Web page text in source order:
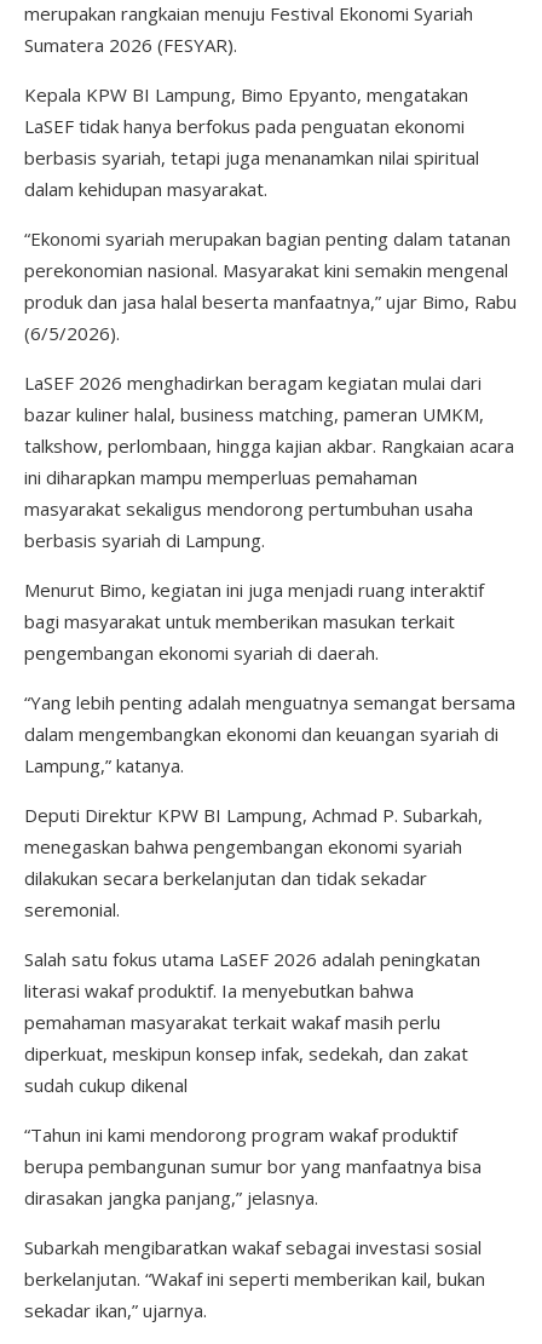
merupakan rangkaian menuju Festival Ekonomi Syariah
Sumatera 2026 (FESYAR).
Kepala KPW BI Lampung, Bimo Epyanto, mengatakan
LaSEF tidak hanya berfokus pada penguatan ekonomi
berbasis syariah, tetapi juga menanamkan nilai spiritual
dalam kehidupan masyarakat.
“Ekonomi syariah merupakan bagian penting dalam tatanan
perekonomian nasional. Masyarakat kini semakin mengenal
produk dan jasa halal beserta manfaatnya,” ujar Bimo, Rabu
(6/5/2026).
LaSEF 2026 menghadirkan beragam kegiatan mulai dari
bazar kuliner halal, business matching, pameran UMKM,
talkshow, perlombaan, hingga kajian akbar. Rangkaian acara
ini diharapkan mampu memperluas pemahaman
masyarakat sekaligus mendorong pertumbuhan usaha
berbasis syariah di Lampung.
Menurut Bimo, kegiatan ini juga menjadi ruang interaktif
bagi masyarakat untuk memberikan masukan terkait
pengembangan ekonomi syariah di daerah.
“Yang lebih penting adalah menguatnya semangat bersama
dalam mengembangkan ekonomi dan keuangan syariah di
Lampung,” katanya.
Deputi Direktur KPW BI Lampung, Achmad P. Subarkah,
menegaskan bahwa pengembangan ekonomi syariah
dilakukan secara berkelanjutan dan tidak sekadar
seremonial.
Salah satu fokus utama LaSEF 2026 adalah peningkatan
literasi wakaf produktif. Ia menyebutkan bahwa
pemahaman masyarakat terkait wakaf masih perlu
diperkuat, meskipun konsep infak, sedekah, dan zakat
sudah cukup dikenal
“Tahun ini kami mendorong program wakaf produktif
berupa pembangunan sumur bor yang manfaatnya bisa
dirasakan jangka panjang,” jelasnya.
Subarkah mengibaratkan wakaf sebagai investasi sosial
berkelanjutan. “Wakaf ini seperti memberikan kail, bukan
sekadar ikan,” ujarnya.